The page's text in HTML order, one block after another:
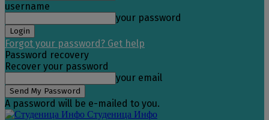
username
your password
Forgot your password? Get help
Password recovery
Recover your password
your email
A password will be e-mailed to you.
Студеница Инфо